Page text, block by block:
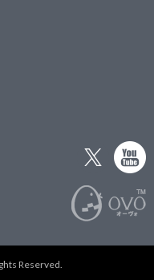
Reserved.